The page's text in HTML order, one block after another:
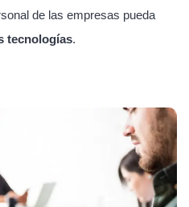
de las empresas pueda
tecnologías.